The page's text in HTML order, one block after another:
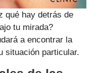
qué hay detrás de
tu mirada?
a encontrar la
situación particular.